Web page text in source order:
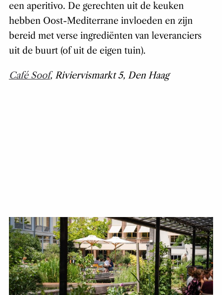
een aperitivo. De gerechten uit de keuken
hebben Oost-Mediterrane invloeden en zijn
bereid met verse ingrediënten van leveranciers
uit de buurt (of uit de eigen tuin).
Café Soof, Riviervismarkt 5, Den Haag